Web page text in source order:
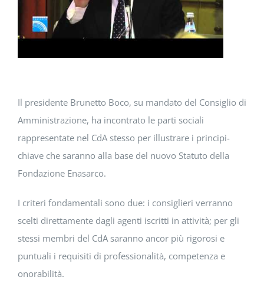
ACADEMY
Il presidente Brunetto Boco, su mandato del Consiglio di
Amministrazione, ha incontrato le parti sociali
rappresentate nel CdA stesso per illustrare i principi-
chiave che saranno alla base del nuovo Statuto della
Fondazione Enasarco.
I criteri fondamentali sono due: i consiglieri verranno
scelti direttamente dagli agenti iscritti in attività; per gli
stessi membri del CdA saranno ancor più rigorosi e
puntuali i requisiti di professionalità, competenza e
onorabilità.